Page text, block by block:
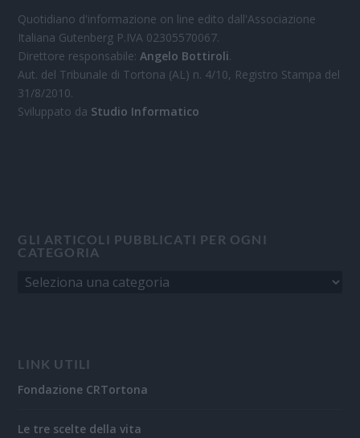
Quotidiano d'informazione on line edito dall'Associazione
Italiana Gutenberg P.IVA 02305570067.
Direttore responsabile:Angelo Bottiroli.
Aut. del Tribunale di Tortona (AL) n. 4/10, Registro Stampa del
31/8/2010.
Sviluppato da Studio Informatico
GLI ARTICOLI PUBBLICATI PER OGNI
CATEGORIA
LINK UTILI
Fondazione CRTortona
Le tre scelte della vita